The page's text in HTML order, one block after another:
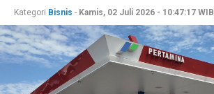
Kategori Bisnis - Kamis, 02 Juli 2026 - 10:47:17 WIB